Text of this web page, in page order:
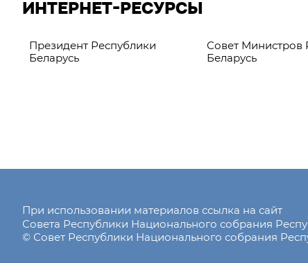
ИНТЕРНЕТ-РЕСУРСЫ
Президент Республики
Беларусь
Совет Министров
Беларусь
При использовании материалов ссылка на сайт
Совета Республики Национального собрания
© Совет Республики Национального собрания